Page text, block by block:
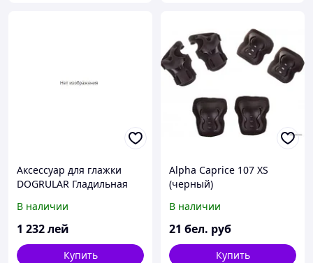
Аксессуар для глажки
DOGRULAR Гладильная
В наличии
1 232лей
Купить
Alpha Caprice 107 XS
(черный)
В наличии
21 бел. руб
Купить